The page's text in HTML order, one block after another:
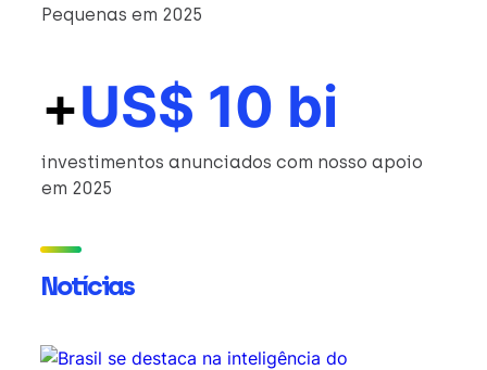
Pequenas em 2025
+US$ 10 bi
investimentos anunciados com nosso apoio
em 2025
Notícias